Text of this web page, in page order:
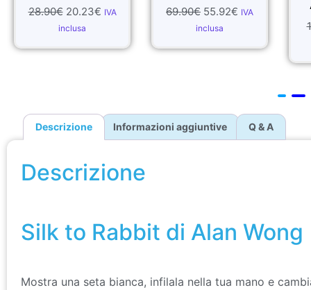
28.90€ 20.23€ IVA
inclusa
69.90€ 55.92€ IVA
inclusa
Descrizione Informazioni aggiuntive Q & A
Descrizione
Silk to Rabbit di Alan Wong
Mostra una seta bianca, infilala nella tua mano e